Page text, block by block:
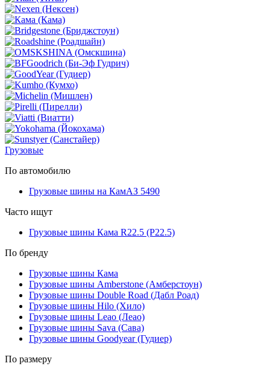
Грузовые
По автомобилю
Грузовые шины на КамАЗ 5490
Часто ищут
Грузовые шины Кама R22.5 (Р22.5)
По бренду
Грузовые шины Кама
Грузовые шины Amberstone (Амберстоун)
Грузовые шины Double Road (Дабл Роад)
Грузовые шины Hilo (Хило)
Грузовые шины Leao (Леао)
Грузовые шины Sava (Сава)
Грузовые шины Goodyear (Гудиер)
По размеру